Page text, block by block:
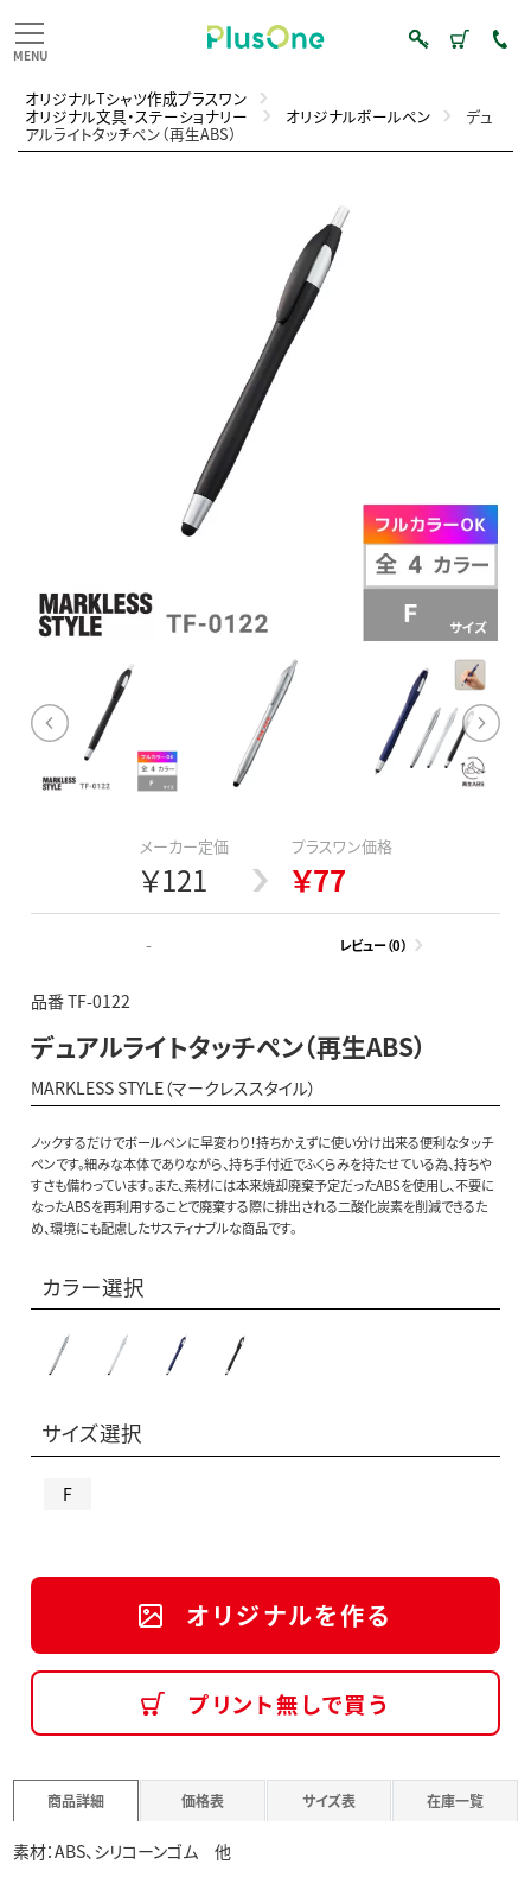
オリジナルTシャツ作成プラスワン
オリジナル文具・ステーショナリー オリジナルボールペン デュ
アルライトタッチペン（再生ABS）
メーカー定価
￥121
プラスワン価格
￥77
- レビュー（0）
品番 TF-0122
デュアルライトタッチペン（再生ABS）
MARKLESS STYLE（マークレススタイル）
ノックするだけでボールペンに早変わり！持ちかえずに使い分け出来る便利なタッチ
ペンです。細みな本体でありながら、持ち手付近でふくらみを持たせている為、持ちや
すさも備わっています。また、素材には本来焼却廃棄予定だったABSを使用し、不要に
なったABSを再利用することで廃棄する際に排出される二酸化炭素を削減できるた
め、環境にも配慮したサスティナブルな商品です。
カラー選択
サイズ選択
F
オリジナルを作る
プリント無しで買う
商品詳細 価格表 サイズ表 在庫一覧
素材：ABS、シリコーンゴム 他